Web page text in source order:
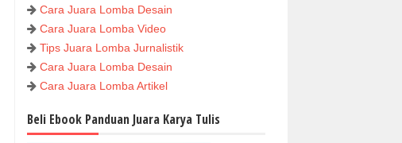
Cara Juara Lomba Desain
Cara Juara Lomba Video
Tips Juara Lomba Jurnalistik
Cara Juara Lomba Desain
Cara Juara Lomba Artikel
Beli Ebook Panduan Juara Karya Tulis